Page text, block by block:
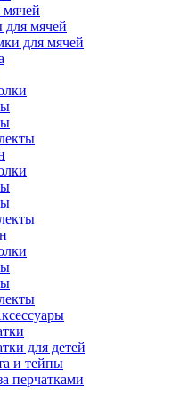
для мячей
для мячей
для детей
и тейпы
перчатками